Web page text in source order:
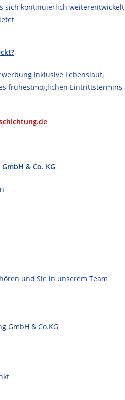
sich kontinuierlich weiterentwickelt
inklusive Lebenslauf,
frühestmöglichen Eintrittstermins
& Co. KG
und Sie in unserem Team